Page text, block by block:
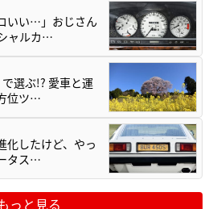
いい…」おじさん
ャルカ…
選ぶ!? 愛車と運
位ツ…
化したけど、やっ
タス…
っと見る